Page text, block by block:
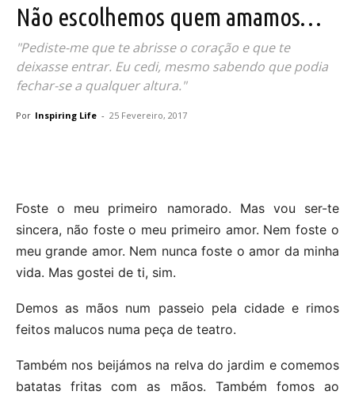
Não escolhemos quem amamos…
"Pediste-me que te abrisse o coração e que te
deixasse entrar. Eu cedi, mesmo sabendo que podia
fechar-se a qualquer altura."
Por Inspiring Life - 25 Fevereiro, 2017
Foste o meu primeiro namorado. Mas vou ser-te
sincera, não foste o meu primeiro amor. Nem foste o
meu grande amor. Nem nunca foste o amor da minha
vida. Mas gostei de ti, sim.
Demos as mãos num passeio pela cidade e rimos
feitos malucos numa peça de teatro.
Também nos beijámos na relva do jardim e comemos
batatas fritas com as mãos. Também fomos ao